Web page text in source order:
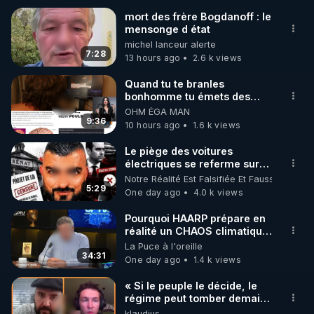
🌱 INSTAGRAM
https://www.instagram.com/rdlr_thierrycasasnovas/
http://rgnr.li/instagram
🌱 LA NEWSLETTER
Pour ne pas rater l’actualité RGNR (stages,
http://rgnr.li/news
🌱 VIDÉOS NON CENSURÉES SUR ODYSEE
Toutes les vidéos Youtube sont aussi sur la
http://rgnr.li/odysee
🌱 LES STAGES EN PRÉSENTIEL
7:28
mort des frère Bogdanoff : le
mensonge d état
michel lanceur alerte
13 hours ago
2.6 k views
9:36
Quand tu te branles
bonhomme tu émets des
ondes ils ont juste omis de
t'expliquer
OHM ÉGA MAN
10 hours ago
1.6 k views
5:29
Le piège des voitures
électriques se referme sur
les usagers !
Notre Réalité Est Falsifiée Et Fausse
One day ago
4.0 k views
34:31
Pourquoi HAARP prépare en
réalité un CHAOS climatique,
on répond
La Puce à l'oreille
One day ago
1.4 k views
« Si le peuple le décide, le
régime peut tomber demain !
»